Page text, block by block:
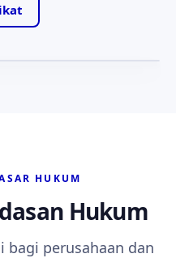
kami —
kepada anggota.
HUKUM
Hukum
bagi perusahaan dan